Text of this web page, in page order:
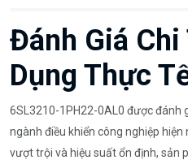
Đánh Giá
Dụng Thực
6SL3210-1PH22-0AL0 được đánh
ngành điều khiển công nghiệp
vượt trội và hiệu suất ổn định, sản